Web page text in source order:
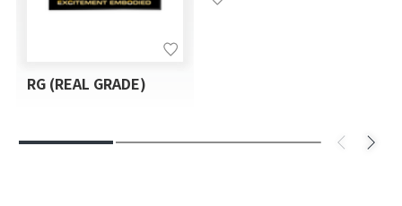
RG (REAL GRADE)